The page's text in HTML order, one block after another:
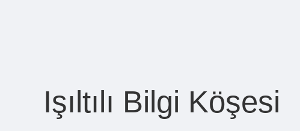
Işıltılı Bilgi Köşesi